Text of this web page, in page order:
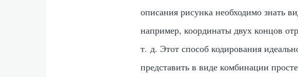
описания рисунка необходимо знать
например, координаты двух концов
т. д. Этот способ кодирования
представить в виде комбинации